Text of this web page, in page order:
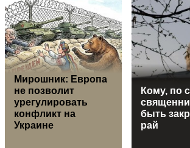
Мирошник: Европа
не позволит
урегулировать
конфликт на
Украине
Кому, по
быть
рай